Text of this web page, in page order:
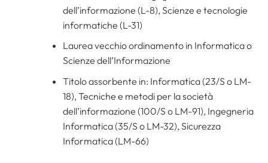
dell’informazione (L-8), Scienze e tecnologie
informatiche (L-31)
Laurea vecchio ordinamento in Informatica o
Scienze dell’Informazione
Titolo assorbente in: Informatica (23/S o LM-
18), Tecniche e metodi per la società
dell’informazione (100/S o LM-91), Ingegneria
Informatica (35/S o LM-32), Sicurezza
Informatica (LM-66)